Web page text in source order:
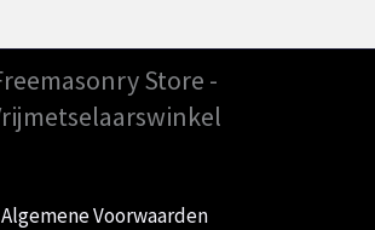
Store -
Algemene Voorwaarden